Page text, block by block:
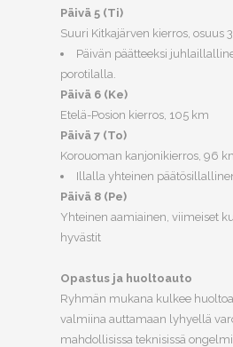
Päivä 5 (Ti)
Suuri Kitkajärven kierros, osuus
Päivän päätteeksi
porotilalla.
Päivä 6 (Ke)
Etelä-Posion kierros, 105 km
Päivä 7 (To)
Korouoman kanjonikierros, 96
Illalla yhteinen
Päivä 8 (Pe)
Yhteinen aamiainen, viimeiset
hyvästit
Opastus ja huoltoauto
Ryhmän mukana kulkee
valmiina auttamaan lyhyellä
mahdollisissa teknisissä